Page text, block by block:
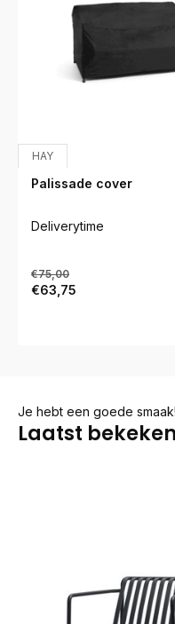
HAY
Palissade cover
Deliverytime
€75,00
€63,75
Je hebt een goede smaak!
Laatst bekeken